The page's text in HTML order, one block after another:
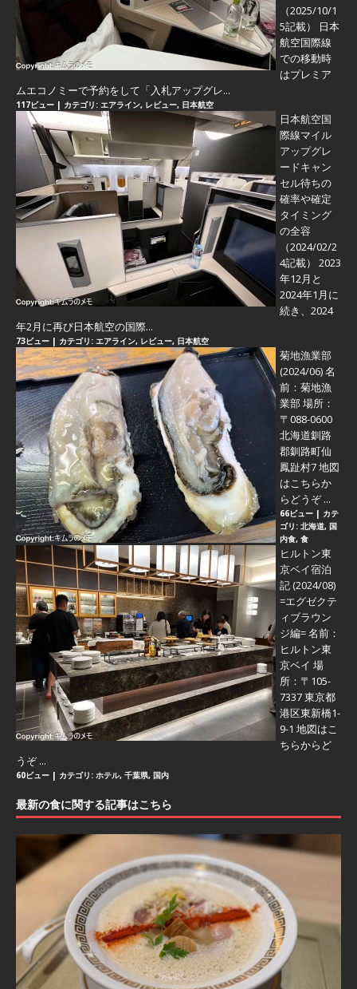
（2025/10/1
5記載） 日本
航空国際線
での移動時
はプレミア
ムエコノミーで予約をして「入札アップグレ...
117ビュー | カテゴリ: エアライン, レビュー, 日本航空
日本航空国
際線マイル
アップグレ
ードキャン
セル待ちの
確率や確定
タイミング
の全容
（2024/02/2
4記載） 2023
年12月と
2024年1月に
続き、2024
年2月に再び日本航空の国際...
73ビュー | カテゴリ: エアライン, レビュー, 日本航空
菊地漁業部
(2024/06)名
前：菊地漁
業部 場所：
〒088-0600
北海道釧路
郡釧路町仙
鳳趾村7 地図
はこちらか
らどうぞ ...
66ビュー | カテ
ゴリ: 北海道, 国
内食, 食
ヒルトン東
京ベイ宿泊
記 (2024/08)
=エグゼクテ
ィブラウン
ジ編=名前：
ヒルトン東
京ベイ 場
所：〒105-
7337 東京都
港区東新橋1-
9-1 地図はこ
ちらからど
うぞ ...
60ビュー | カテゴリ: ホテル, 千葉県, 国内
最新の食に関する記事はこちら